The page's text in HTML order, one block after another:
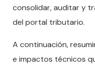
consolidar, auditar y
del portal tributario.
A continuación,
e impactos técnicos